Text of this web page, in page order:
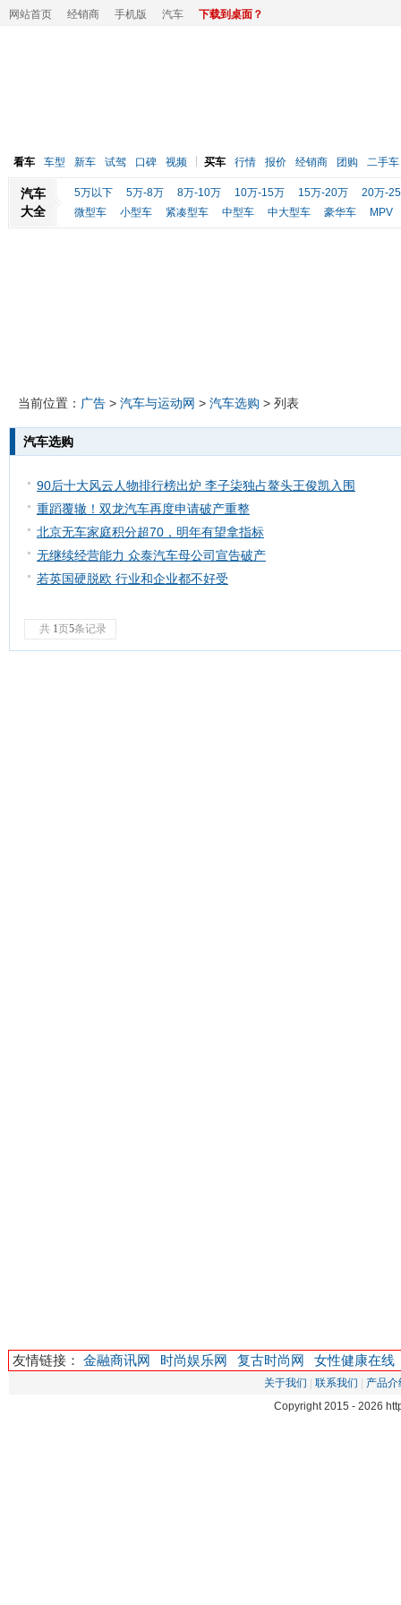
网站首页 经销商 手机版 汽车 下载到桌面？
看车 车型 新车 试驾 口碑 视频 买车 行情 报价 经销商 团购 二手车
汽车
大全
5万以下 5万-8万 8万-10万 10万-15万 15万-20万
20万-
微型车
小型车 紧凑型车 中型车 中大型车 豪华车 MPV
当前位置： 广告 > 汽车与运动网 > 汽车选购 > 列表
汽车选购
90后十大风云人物排行榜出炉 李子柒独占鳌头王俊凯入围
重蹈覆辙！双龙汽车再度申请破产重整
北京无车家庭积分超70，明年有望拿指标
无继续经营能力 众泰汽车母公司宣告破产
若英国硬脱欧 行业和企业都不好受
共 1页5条记录
友情链接： 金融商讯网 时尚娱乐网 复古时尚网 女性健康在线
关于我们 联系我们
产品介
Copyright 2015 - 2026